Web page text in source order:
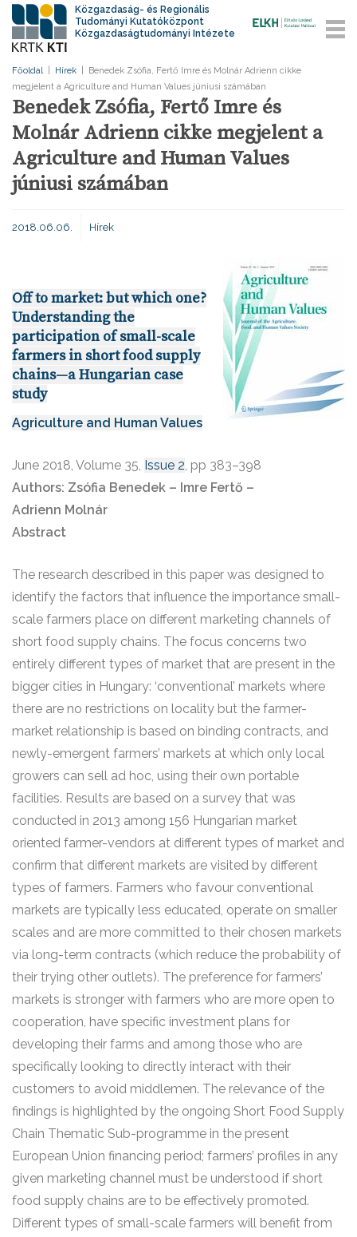
Közgazdaság- és Regionális
Tudományi Kutatóközpont
Közgazdaságtudományi Intézete
Főoldal Hírek
Benedek Zsófia, Fertő Imre és Molnár Adrienn cikke
megjelent a Agriculture and Human Values júniusi számában
Benedek Zsófia, Fertő Imre és
Molnár Adrienn cikke megjelent a
Agriculture and Human Values
júniusi számában
2018.06.06. Hírek
Off to market: but which one?
Understanding the
participation of small-scale
farmers in short food supply
chains—a Hungarian case
study
Agriculture and Human Values
June 2018, Volume 35, Issue 2, pp 383–398
Authors: Zsófia Benedek – Imre Fertő –
Adrienn Molnár
Abstract
The research described in this paper was designed to
identify the factors that influence the importance small-
scale farmers place on different marketing channels of
short food supply chains. The focus concerns two
entirely different types of market that are present in the
bigger cities in Hungary: ‘conventional’ markets where
there are no restrictions on locality but the farmer-
market relationship is based on binding contracts, and
newly-emergent farmers’ markets at which only local
growers can sell ad hoc, using their own portable
facilities. Results are based on a survey that was
conducted in 2013 among 156 Hungarian market
oriented farmer-vendors at different types of market and
confirm that different markets are visited by different
types of farmers. Farmers who favour conventional
markets are typically less educated, operate on smaller
scales and are more committed to their chosen markets
via long-term contracts (which reduce the probability of
their trying other outlets). The preference for farmers’
markets is stronger with farmers who are more open to
cooperation, have specific investment plans for
developing their farms and among those who are
specifically looking to directly interact with their
customers to avoid middlemen. The relevance of the
findings is highlighted by the ongoing Short Food Supply
Chain Thematic Sub-programme in the present
European Union financing period; farmers’ profiles in any
given marketing channel must be understood if short
food supply chains are to be effectively promoted.
Different types of small-scale farmers will benefit from